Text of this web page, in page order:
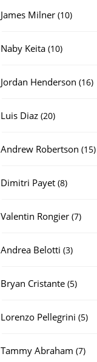
James Milner 1010
Naby Keita 1010
Jordan Henderson 1616
Luis Diaz 2020
Andrew Robertson 1515
Dimitri Payet 88
Valentin Rongier 77
Andrea Belotti 33
Bryan Cristante 55
Lorenzo Pellegrini 55
Tammy Abraham 77